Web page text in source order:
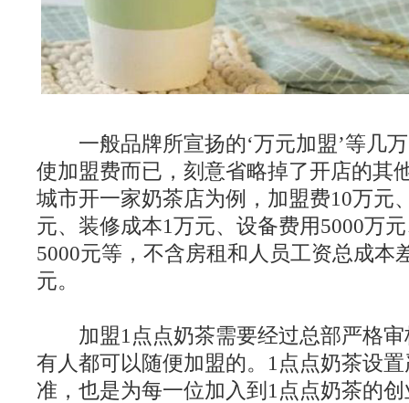
一般品牌所宣扬的‘万元加盟’等几
使加盟费而已，刻意省略掉了开店的其
城市开一家奶茶店为例，加盟费10万元
元、装修成本1万元、设备费用5000万
5000元等，不含房租和人员工资总成本
元。
加盟1点点奶茶需要经过总部严格审
有人都可以随便加盟的。1点点奶茶设
准，也是为每一位加入到1点点奶茶的